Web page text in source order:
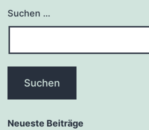
Suchen …
Neueste Beiträge